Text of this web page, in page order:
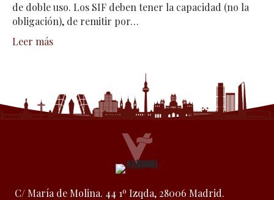
de doble uso. Los SIF deben tener la capacidad (no la
obligación), de remitir por…
Leer más
C/ María de Molina. 44 1º Izqda, 28006 Madrid.